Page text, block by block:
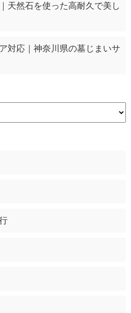
天然石を使った高耐久で美し
対応｜神奈川県の墓じまいサ